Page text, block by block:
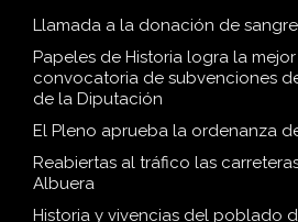
Llamada a la donación de
Papeles de Historia logra la
convocatoria de subvenciones
de la Diputación
El Pleno aprueba la ordenanza
Reabiertas al tráfico las
Albuera
Historia y vivencias del poblado